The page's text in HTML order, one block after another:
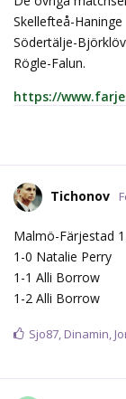
Skellefteå-Haninge
Södertälje-
Rögle-Falun.
https://
Tichonov
Malmö-Färjestad
1-0 Natalie Perry
1-1 Alli Borrow
1-2 Alli Borrow
Sjo87, Dinamin,